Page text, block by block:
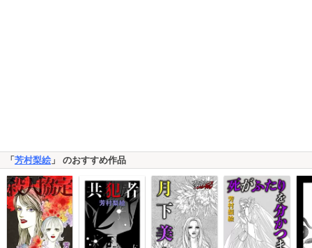
「 芳村梨絵 」 のおすすめ作品